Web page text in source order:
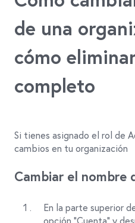
de una
cómo
completo
Si tienes asignado el rol de
cambios en tu organización
Cambiar el nombre
En la parte superior